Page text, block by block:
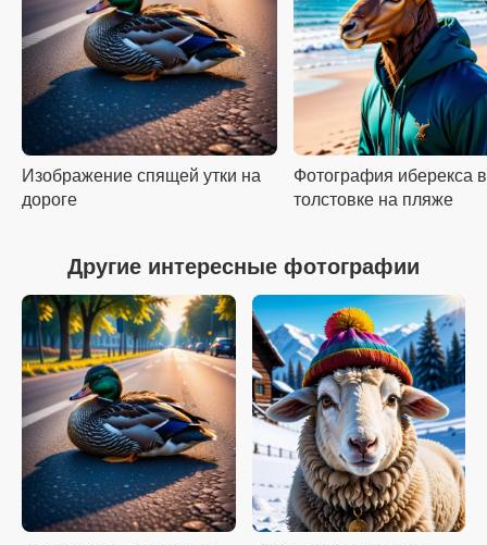
Изображение спящей утки на
дороге
Фотография иберекса в
толстовке на пляже
Другие интересные фотографии